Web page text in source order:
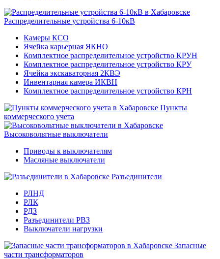
Распределительные устройства 6-10кВ
Камеры КСО
Ячейка карьерная ЯКНО
Комплектное распределительное устройство КРУН
Комплектное распределительное устройство КРУ
Ячейка экскаваторная 2КВЭ
Инвентарная камера ИКВН
Комплектное распределительное устройство КРН
Пункты
коммерческого учета
Высоковольтные выключатели
Приводы к выключателям
Масляные выключатели
Разъединители
РЛНД
РЛК
РДЗ
Разъединители РВЗ
Выключатели нагрузки
Запасные
части трансформаторов